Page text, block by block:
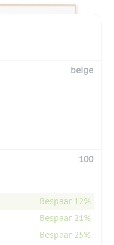
beige
100
Bespaar 12%
Bespaar 21%
Bespaar 25%